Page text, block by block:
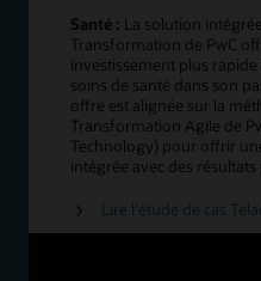
Santé : La solution
Transformation de PwC
investissement plus
soins de santé dans son
offre est alignée sur la
Transformation Agile de
Technology) pour offrir
intégrée avec des résultats
Lire l'étude de cas